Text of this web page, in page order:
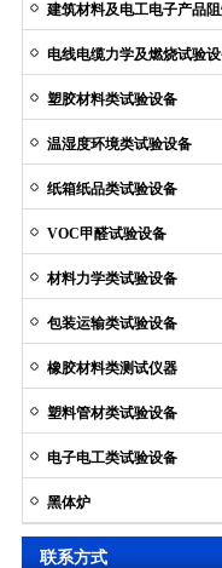
建筑材料及电工电子产品
电线电缆力学及燃烧试验
塑胶材料类试验设备
温湿度环境类试验设备
纸箱纸品类试验设备
VOC甲醛试验设备
材料力学类试验设备
包装运输类试验设备
橡胶材料类测试仪器
塑料管材类试验设备
电子电工类试验设备
黑体炉
联系方式